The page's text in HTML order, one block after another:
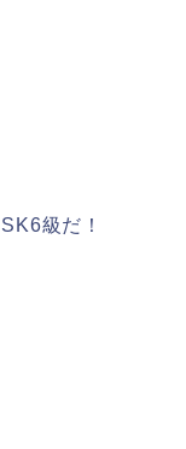
級だ！